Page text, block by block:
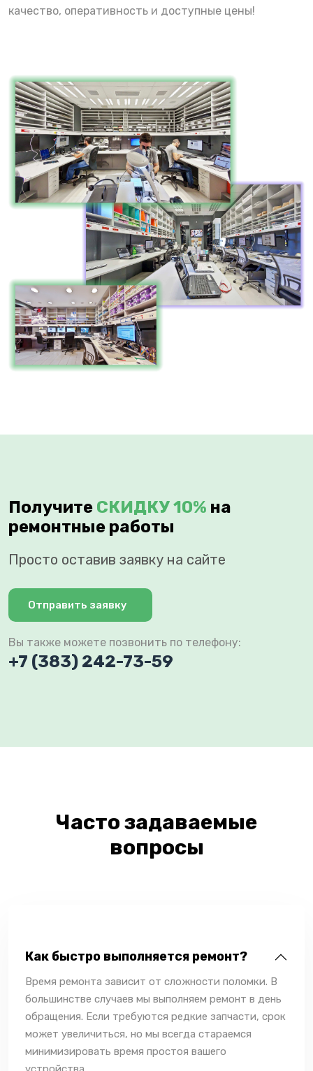
качество, оперативность и доступные цены!
Получите СКИДКУ 10% на
ремонтные работы
Просто оставив заявку на сайте
Отправить заявку
Вы также можете позвонить по телефону:
+7 (383) 242-73-59
Часто задаваемые
вопросы
Как быстро выполняется ремонт?
Время ремонта зависит от сложности поломки. В
большинстве случаев мы выполняем ремонт в день
обращения. Если требуются редкие запчасти, срок
может увеличиться, но мы всегда стараемся
минимизировать время простоя вашего